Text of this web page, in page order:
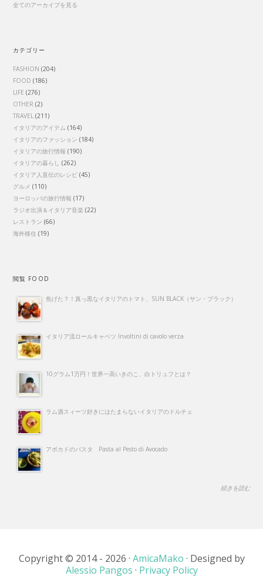
全てのアーカイブを見る
カテゴリー
FASHION (204)
FOOD (186)
LIFE (276)
OTHER (2)
TRAVEL (211)
イタリアのアイテム (164)
イタリアのファッション (184)
イタリアの旅行情報 (190)
イタリアの暮らし
(262)
イタリア人直伝のレシピ (45)
グルメ (110)
ヨーロッパの旅行情報 (17)
ラジオ出演＆イタリア音楽 (22)
レストラン (66)
海外移住 (19)
閲覧 FOOD
焦げた？！真っ黒なイタリアのトマト、SUN BLACK（サン・ブラック）
イタリア流ロールキャベツ Involtini di cavolo verza
10グラム1万円！世界一高いきのこ、白トリュフとは？
ラム酒スィーツ好きにはたまらないイタリアのドルチェ
アボカドのパスタ Pasta al Pesto di Avocado
続きを読む
Copyright © 2014 - 2026 · AmicaMako · Designed by
Alessio Pangos · Privacy Policy